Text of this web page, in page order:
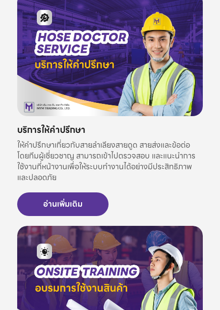
บริการให้คำปรึกษา
ให้คำปรึกษาเกี่ยวกับสายลำเลียงสายดูด สายส่งและข้อต่อ
โดยทีมผู้เชี่ยวชาญ สามารถเข้าไปตรวจสอบ และแนะนำการ
ใช้งานที่หน้างานเพื่อให้ระบบทำงานได้อย่างมีประสิทธิภาพ
และปลอดภัย
อ่านเพิ่มเติม